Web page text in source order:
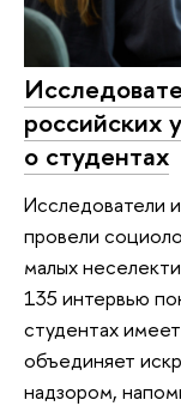
российских
о студентах
Исследователи
провели
малых
135 интервью
студентах
объединяет
надзором,